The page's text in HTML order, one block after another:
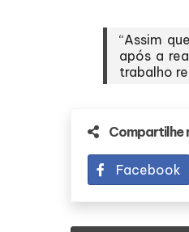
“Assim
após a
trabalho
Compartilhe
Facebook